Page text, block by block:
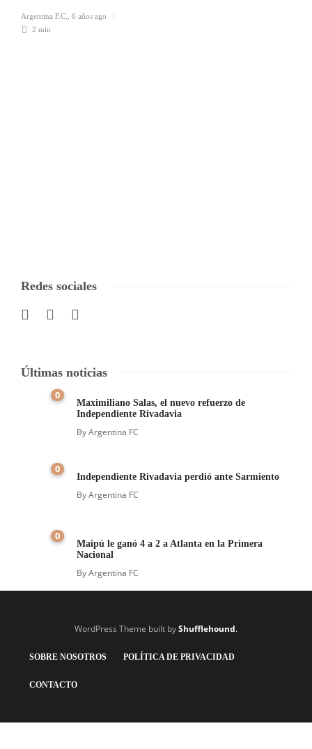
Argentina F.C.
6 años ago
2 min
Redes sociales
Últimas noticias
0
Maximiliano Salas, el nuevo refuerzo de
Independiente Rivadavia
ByArgentina FC
0
Independiente Rivadavia perdió ante Sarmiento
ByArgentina FC
0
Maipú le ganó 4 a 2 a Atlanta en la Primera
Nacional
ByArgentina FC
WordPress Theme built byShufflehound.
SOBRE NOSOTROS POLÍTICA DE PRIVACIDAD
CONTACTO